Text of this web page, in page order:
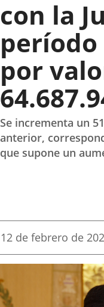
con la
período
por
Se incrementa un
anterior,
que supone un
Fecha
la
12 de febrero de